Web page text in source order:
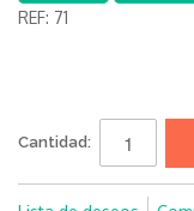
REF: 71
Cantidad: